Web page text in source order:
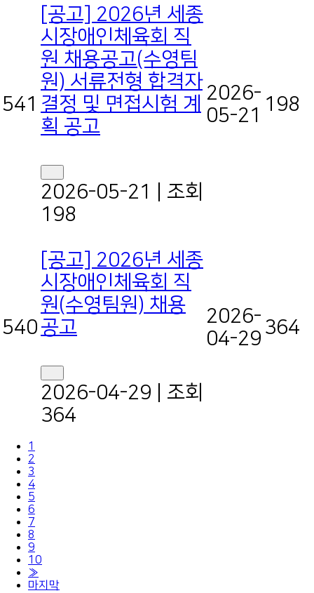
541
[공고] 2026년 세종
시장애인체육회 직
원 채용공고(수영팀
원) 서류전형 합격자
결정 및 면접시험 계
획 공고
2026-05-21
조회
198
2026-
05-21
198
540
[공고] 2026년 세종
시장애인체육회 직
원(수영팀원) 채용
공고
2026-04-29
조회
364
2026-
04-29
364
1
2
3
4
5
6
7
8
9
10
»
마지막